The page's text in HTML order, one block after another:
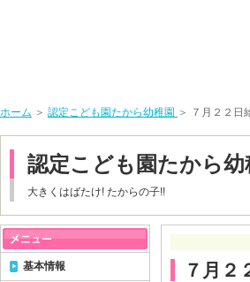
ホーム ＞ 認定こども園たから幼稚園 ＞ ７月２２日
認定こども園たから幼
大きくはばたけ! たからの子!!
７月２
基本情報